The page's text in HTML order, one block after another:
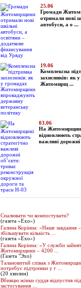
25.06
Громади
отримали нові
автобуси, а о ...
19.06
Комплексна
захисників: як
Житомирщ ...
03.06
На
відновлюють
важливі дорожні
Спалювати чи компостувати?
(газета «Ехо»)
Галина Корінна: «Наше завдання –
збільшувати кількість ...
(газета «Ехо»)
Галина Корінна: «У служби
Житомирщини – 4200 ...
(Газета "Эхо)
Талановитий співак з
потребує підтримки у г ...
(20 хвилин)
Вбивцю жінки суддя відпустив
застосування ...